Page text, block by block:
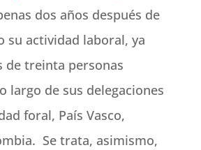
dos años después de
su actividad laboral, ya
de treinta personas
largo de sus delegaciones
foral, País Vasco,
Se trata, asimismo,